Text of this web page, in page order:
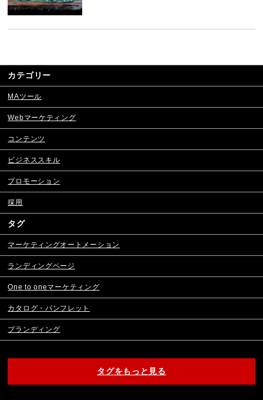
カテゴリー
MAツール
Webマーケティング
コンテンツ
ビジネススキル
プロモーション
採用
タグ
マーケティングオートメーション
ランディングページ
One to oneマーケティング
カタログ・パンフレット
ブランディング
タグをもっと見る